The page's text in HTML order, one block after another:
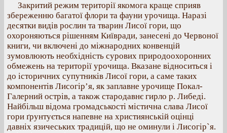
Закритий режим території якомога краще сприяв
збереженню багатої флори та фауни урочища. Наразі
десятки видів рослин та тварин Лисої гори, що
охороняються рішенням Київради, занесені до Червоної
книги, чи включені до міжнародних конвенцій
зумовлюють необхідність сурових природоохоронних
обмежень на території урочища. Вказане відноситься і
до історичних супутників Лисої гори, а саме таких
компонентів Лисогір’я, як заплавне урочище Покал-
Галерний острів, а також стародавнє гирло р. Либеді.
Найбільш відома громадськості містична слава Лисої
гори ґрунтується напевне на християнській оцінці
давніх язичеських традицій, що не оминули і Лисогір`я.